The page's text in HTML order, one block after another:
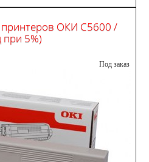
ОКИ С5600 /
5%)
Под заказ